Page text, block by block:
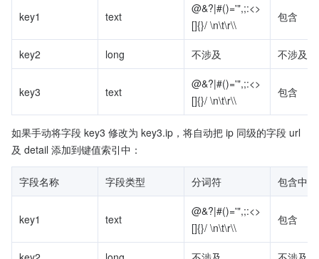
key1 text
@&?|#()='",;:<>
[]{}/ \n\t\r\\
包含
key2 long 不涉及 不涉及
key3 text
@&?|#()='",;:<>
[]{}/ \n\t\r\\
包含
如果手动将字段 key3 修改为 key3.ip，将自动把 ip 同级的字段 url
及 detail 添加到键值索引中：
字段名称 字段类型 分词符 包含中文
key1 text
@&?|#()='",;:<>
[]{}/ \n\t\r\\
包含